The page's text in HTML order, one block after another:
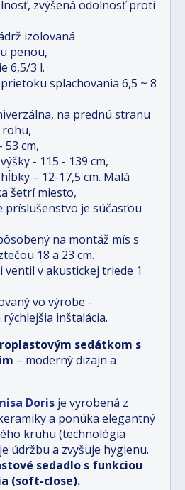
zvýšená odolnosť proti
izolovaná
penou,
6,5/3 l.
splachovania 6,5 ~ 8
na prednú stranu
53 cm,
- 115 - 139 cm,
– 12-17,5 cm. Malá
šetrí miesto,
príslušenstvo je súčasťou
na montáž mís s
18 a 23 cm.
ventil v akustickej triede 1
vo výrobe -
inštalácia.
sedátkom s
– moderný dizajn a
Doris je vyrobená z
a ponúka elegantný
kruhu (technológia
údržbu a zvyšuje hygienu.
sedadlo s funkciou
(soft-close).